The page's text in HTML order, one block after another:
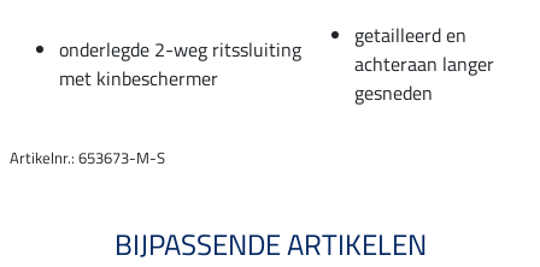
onderlegde 2-weg ritssluiting
met kinbeschermer
getailleerd en
achteraan langer
gesneden
Artikelnr.: 653673-M-S
BIJPASSENDE ARTIKELEN